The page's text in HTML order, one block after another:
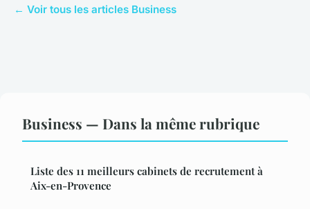
← Voir tous les articles Business
Business — Dans la même rubrique
Liste des 11 meilleurs cabinets de recrutement à
Aix-en-Provence